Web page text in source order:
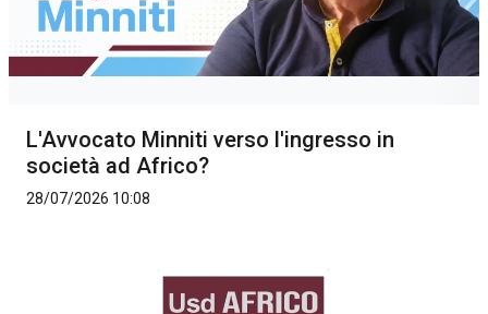
L'Avvocato Minniti verso l'ingresso in
società ad Africo?
28/07/2026 10:08